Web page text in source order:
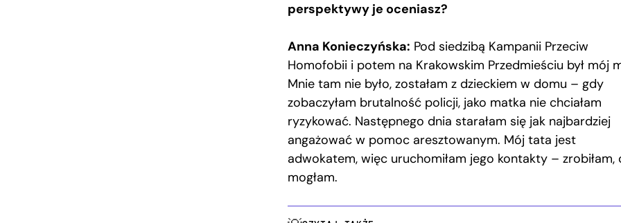
perspektywy je oceniasz?
Anna Konieczyńska: Pod siedzibą Kampanii Przeciw
Homofobii i potem na Krakowskim Przedmieściu był mój
Mnie tam nie było, zostałam z dzieckiem w domu – gdy
zobaczyłam brutalność policji, jako matka nie chciałam
ryzykować. Następnego dnia starałam się jak najbardziej
angażować w pomoc aresztowanym. Mój tata jest
adwokatem, więc uruchomiłam jego kontakty – zrobiłam,
mogłam.